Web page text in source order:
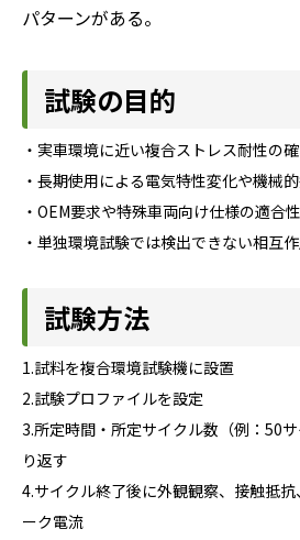
パターンがある。
試験の目的
・実車環境に近い複合ストレス耐性の
・長期使用による電気特性変化や機械
・OEM要求や特殊車両向け仕様の適合
・単独環境試験では検出できない相互
試験方法
1.試料を複合環境試験機に設置
2.試験プロファイルを設定
3.所定時間・所定サイクル数（例：50
り返す
4.サイクル終了後に外観観察、接触抵
ーク電流